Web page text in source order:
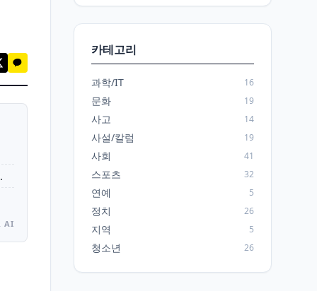
AI
카테고리
과학/IT 16
문화 19
사고 14
사설/칼럼 19
사회 41
스포츠 32
연예 5
정치 26
지역 5
청소년 26